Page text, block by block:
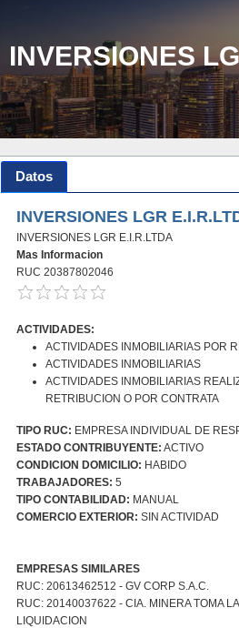
INVERSIONES
Datos
INVERSIONES LGR
INVERSIONES LGR E.I.R.LTDA
Mas Informacion
RUC 20387802046
ACTIVIDADES:
ACTIVIDADES INMOBILIARIAS POR
ACTIVIDADES INMOBILIARIAS
ACTIVIDADES INMOBILIARIAS
RETRIBUCION O POR CONTRATA
TIPO RUC: EMPRESA INDIVIDUAL DE
ESTADO CONTRIBUYENTE: ACTIVO
CONDICION DOMICILIO: HABIDO
TRABAJADORES: 5
TIPO CONTABILIDAD: MANUAL
COMERCIO EXTERIOR: SIN ACTIVIDAD
EMPRESAS SIMILARES
RUC: 20613462512 - GV CORP S.A.C.
RUC: 20140037622 - CIA. MINERA TOMA
LIQUIDACION